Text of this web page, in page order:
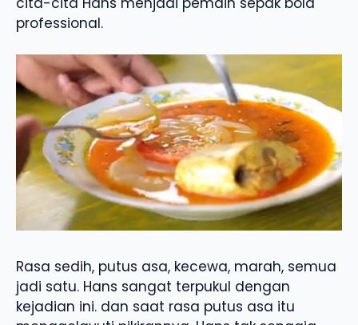
professional.
Rasa sedih, putus asa, kecewa, marah, semua
jadi satu. Hans sangat terpukul dengan
kejadian ini. dan saat rasa putus asa itu